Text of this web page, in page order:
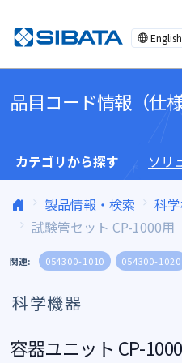
English
品目コード情報（仕様
カテゴリから探す ソリ
製品情報・検索 科
試験管セット CP-1000用
関連: 054300-1010 054300-1020
科学機器
容器ユニット CP-